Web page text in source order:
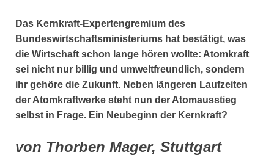
Das Kernkraft-Expertengremium des
Bundeswirtschaftsministeriums hat bestätigt, was
die Wirtschaft schon lange hören wollte: Atomkraft
sei nicht nur billig und umweltfreundlich, sondern
ihr gehöre die Zukunft. Neben längeren Laufzeiten
der Atomkraftwerke steht nun der Atomausstieg
selbst in Frage. Ein Neubeginn der Kernkraft?
von Thorben Mager, Stuttgart